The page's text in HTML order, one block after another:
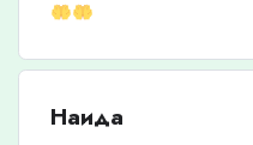
Наида